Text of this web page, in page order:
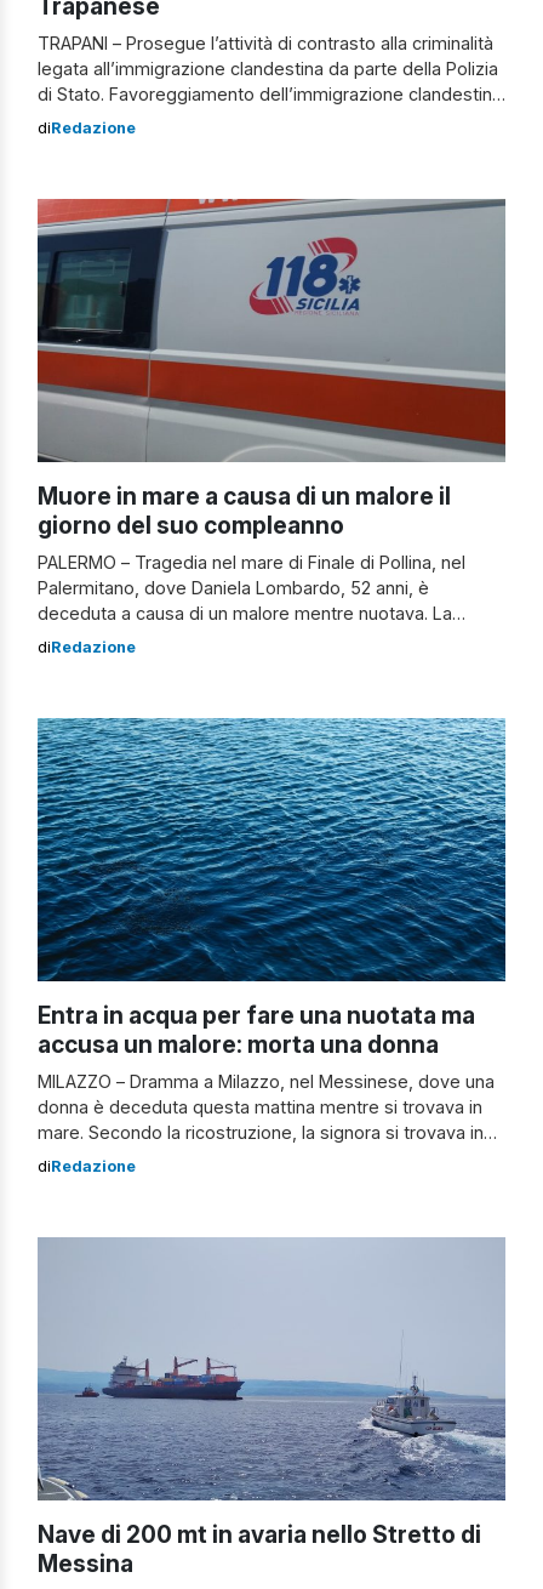
TRAPANI – Prosegue l’attività di contrasto alla criminalità
legata all’immigrazione clandestina da parte della Polizia
di Stato. Favoreggiamento dell’immigrazione clandestina:
fermato tunisino Nella giornata dell’8 agosto 2024 i
indiziato del reato di favoreggiamento dell’immigrazione
clandestina in relazione allo sbarco, avvenuto nella […]
diRedazione
Muore in mare a causa di un malore il
giorno del suo compleanno
PALERMO – Tragedia nel mare di Finale di Pollina, nel
Palermitano, dove Daniela Lombardo, 52 anni, è
deceduta a causa di un malore mentre nuotava. La
donna è stata soccorsa dalla Capitaneria di porto e dai
[…]
diRedazione
Entra in acqua per fare una nuotata ma
accusa un malore: morta una donna
MILAZZO – Dramma a Milazzo, nel Messinese, dove una
donna è deceduta questa mattina mentre si trovava in
mare. Secondo la ricostruzione, la signora si trovava in
spiaggia, nei pressi dello stadio Salmeri, e dopo essere
diRedazione
Nave di 200 mt in avaria nello Stretto di
Messina